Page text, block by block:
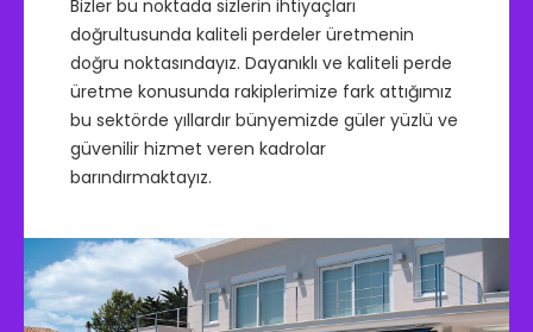
Bizler bu noktada sizlerin ihtiyaçları
doğrultusunda kaliteli perdeler üretmenin
doğru noktasındayız. Dayanıklı ve kaliteli perde
üretme konusunda rakiplerimize fark attığımız
bu sektörde yıllardır bünyemizde güler yüzlü ve
güvenilir hizmet veren kadrolar
barındırmaktayız.